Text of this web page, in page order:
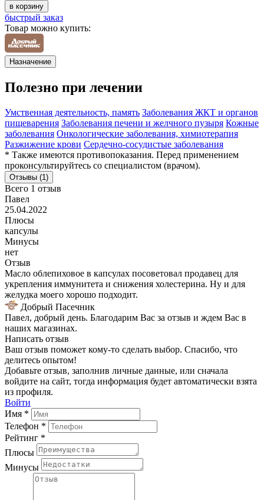
в корзину
быстрый заказ
Товар можно купить:
Назначение
Полезно при лечении
Умственная деятельность, память Заболевания ЖКТ и органов
пищеварения Заболевания печени и желчного пузыря Кожные
заболевания Онкологические заболевания, химиотерапия
Разжижение крови Сердечно-сосудистые заболевания
* Также имеются противопоказания. Перед применением
проконсультируйтесь со специалистом (врачом).
Отзывы (1)
Всего 1 отзыв
Павел
25.04.2022
Плюсы
капсулы
Минусы
нет
Отзыв
Масло облепиховое в капсулах посоветовал продавец для
укрепления иммунитета и снижения холестерина. Ну и для
желудка моего хорошо подходит.
Добрый Пасечник
Павел, добрый день. Благодарим Вас за отзыв и ждем Вас в
наших магазинах.
Написать отзыв
Ваш отзыв поможет кому-то сделать выбор. Спасибо, что
делитесь опытом!
Добавьте отзыв, заполнив личные данные, или сначала
войдите на сайт, тогда информация будет автоматически взята
из профиля.
Войти
Имя *
Телефон *
Рейтинг *
Плюсы
Минусы